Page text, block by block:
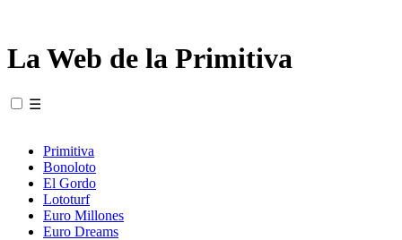
La Web de la Primitiva
☰
Primitiva
Bonoloto
El Gordo
Lototurf
Euro Millones
Euro Dreams